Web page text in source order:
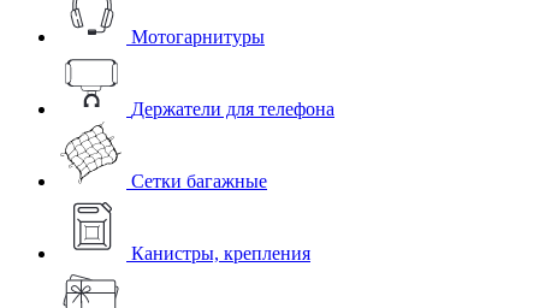
Мотогарнитуры
Держатели для телефона
Сетки багажные
Канистры, крепления